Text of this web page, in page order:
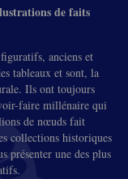
de faits
anciens et
tableaux et sont, la
Ils ont toujours
faire millénaire qui
de nœuds fait
collections historiques
présenter une des plus